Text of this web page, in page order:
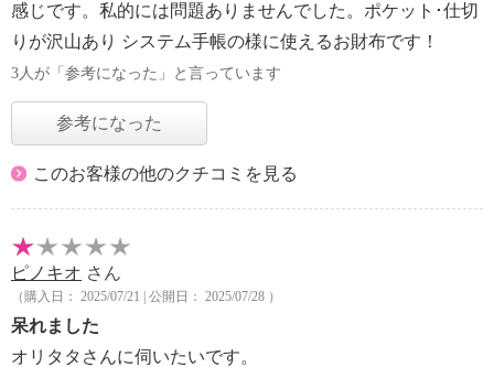
感じです。私的には問題ありませんでした。ポケット･仕切
りが沢山あり システム手帳の様に使えるお財布です！
3人が「参考になった」と言っています
参考になった
このお客様の他のクチコミを見る
ピノキオ さん
（購入日： 2025/07/21 | 公開日： 2025/07/28 ）
呆れました
オリタタさんに伺いたいです。